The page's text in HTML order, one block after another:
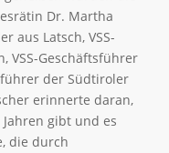
Dr. Martha
aus Latsch, VSS-
VSS-Geschäftsführer
der Südtiroler
erinnerte daran,
gibt und es
die durch